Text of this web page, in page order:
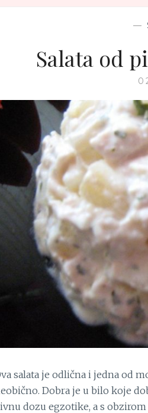
—
Salata od
salata je odlična i jedna od
Dobra je u bilo koje
dozu egzotike, a s